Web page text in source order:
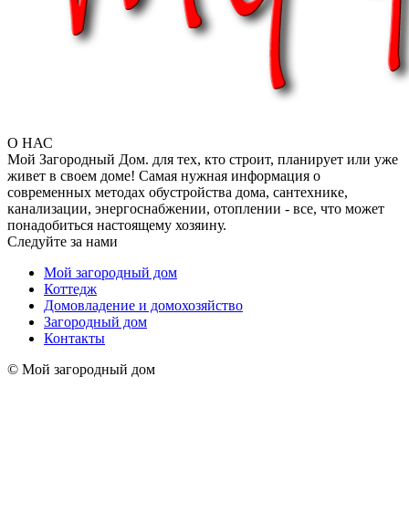
О НАС
Мой Загородный Дом. для тех, кто строит, планирует или уже
живет в своем доме! Самая нужная информация о
современных методах обустройства дома, сантехнике,
канализации, энергоснабжении, отоплении - все, что может
понадобиться настоящему хозяину.
Следуйте за нами
Мой загородный дом
Коттедж
Домовладение и домохозяйство
Загородный дом
Контакты
© Мой загородный дом